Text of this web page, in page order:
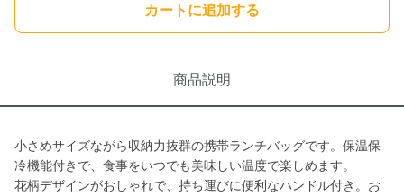
カートに追加する
商品説明
小さめサイズながら収納力抜群の携帯ランチバッグです。保温保
冷機能付きで、食事をいつでも美味しい温度で楽しめます。
花柄デザインがおしゃれで、持ち運びに便利なハンドル付き。お